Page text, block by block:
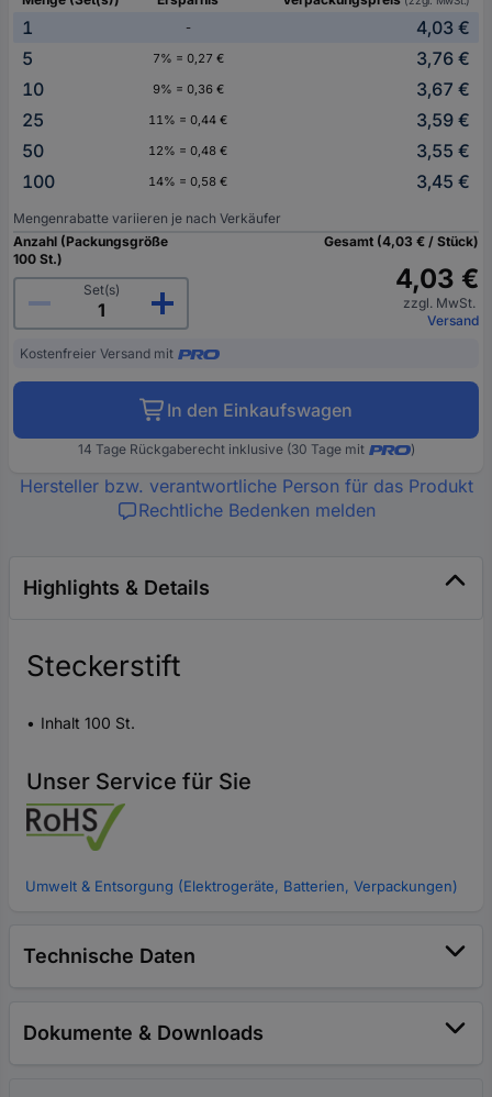
1 -
4,03 €
5
7% = 0,27 €
3,76 €
10
9% = 0,36 €
3,67 €
25
11% = 0,44 €
3,59 €
50
12% = 0,48 €
3,55 €
100
14% = 0,58 € 3,45 €
Mengenrabatte variieren je nach Verkäufer
Anzahl (Packungsgröße
100 St.)
Set(s)
Gesamt (4,03 € / Stück)
4,03 €
zzgl. MwSt.
Versand
Kostenfreier Versand mit
In den Einkaufswagen
14 Tage Rückgaberecht inklusive (30 Tage mit )
Hersteller bzw. verantwortliche Person für das Produkt
Rechtliche Bedenken melden
Highlights & Details
Steckerstift
Inhalt 100 St.
Unser Service für Sie
Umwelt & Entsorgung (Elektrogeräte, Batterien, Verpackungen)
Technische Daten
Dokumente & Downloads